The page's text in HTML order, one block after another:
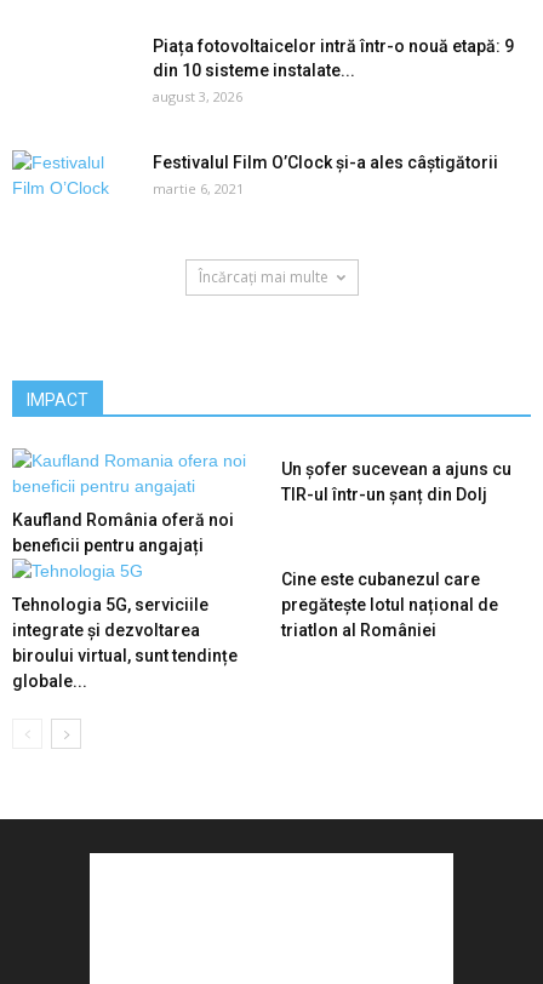
Piața fotovoltaicelor intră într-o nouă etapă: 9
din 10 sisteme instalate...
august 3, 2026
Festivalul Film O’Clock și-a ales câștigătorii
martie 6, 2021
Încărcați mai multe
IMPACT
Kaufland România oferă noi
beneficii pentru angajați
Un șofer sucevean a ajuns cu
TIR-ul într-un șanț din Dolj
Tehnologia 5G, serviciile
integrate și dezvoltarea
biroului virtual, sunt tendințe
globale...
Cine este cubanezul care
pregătește lotul național de
triatlon al României